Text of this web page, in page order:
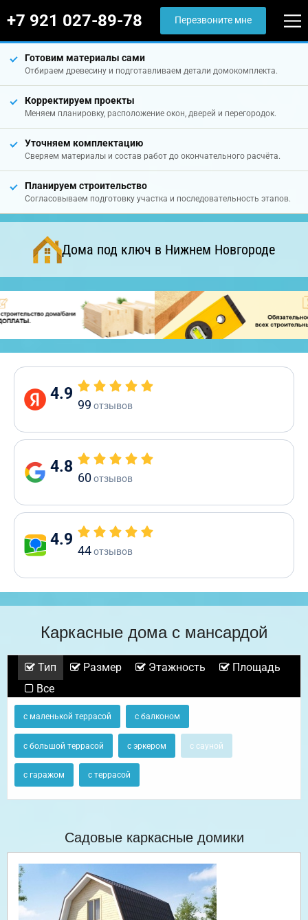
+7 921 027-89-78 Перезвоните мне
Готовим материалы сами
Отбираем древесину и подготавливаем детали домокомплекта.
Корректируем проекты
Меняем планировку, расположение окон, дверей и перегородок.
Уточняем комплектацию
Сверяем материалы и состав работ до окончательного расчёта.
Планируем строительство
Согласовываем подготовку участка и последовательность этапов.
Дома под ключ в Нижнем Новгороде
4.9
99 отзывов
4.8
60отзывов
4.9
44отзывов
Каркасные дома с мансардой
Тип Размер Этажность
Площадь
Все
с маленькой террасой с балконом
с большой террасой с эркером с сауной
с гаражом с террасой
Садовые каркасные домики